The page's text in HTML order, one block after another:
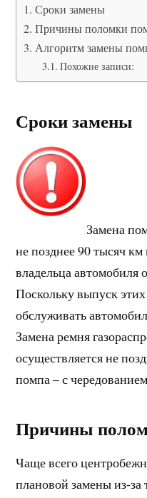
Сроки замены
Причины поломки
Алгоритм замены
Похожие записи:
Сроки замены
Замена
не позднее 90 тысяч
владельца автомобиля
Поскольку выпуск
обслуживать
Замена ремня
осуществляется не
помпа – с
Причины
Чаще всего
плановой замены из-за